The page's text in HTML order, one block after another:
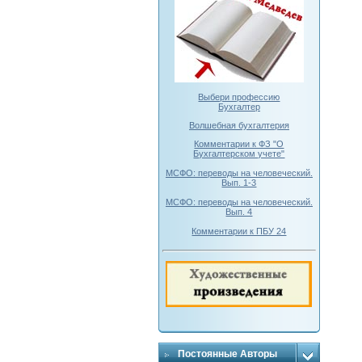
Выбери профессию
Бухгалтер
Волшебная бухгалтерия
Комментарии к ФЗ "О
Бухгалтерском учете"
МСФО: переводы на человеческий.
Вып. 1-3
МСФО: переводы на человеческий.
Вып. 4
Комментарии к ПБУ 24
Постоянные Авторы